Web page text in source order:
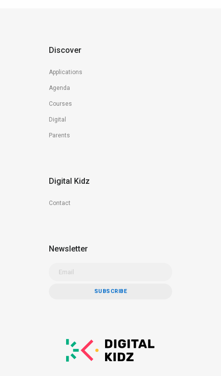
Discover
Applications
Agenda
Courses
Digital
Parents
Digital Kidz
Contact
Newsletter